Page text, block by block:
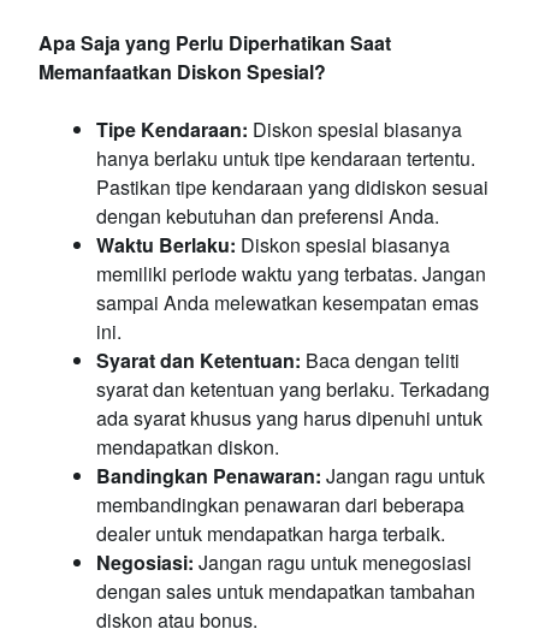
Apa Saja yang Perlu Diperhatikan Saat
Memanfaatkan Diskon Spesial?
Tipe Kendaraan: Diskon spesial biasanya
hanya berlaku untuk tipe kendaraan tertentu.
Pastikan tipe kendaraan yang didiskon sesuai
dengan kebutuhan dan preferensi Anda.
Waktu Berlaku: Diskon spesial biasanya
memiliki periode waktu yang terbatas. Jangan
sampai Anda melewatkan kesempatan emas
ini.
Syarat dan Ketentuan: Baca dengan teliti
syarat dan ketentuan yang berlaku. Terkadang
ada syarat khusus yang harus dipenuhi untuk
mendapatkan diskon.
Bandingkan Penawaran: Jangan ragu untuk
membandingkan penawaran dari beberapa
dealer untuk mendapatkan harga terbaik.
Negosiasi: Jangan ragu untuk menegosiasi
dengan sales untuk mendapatkan tambahan
diskon atau bonus.